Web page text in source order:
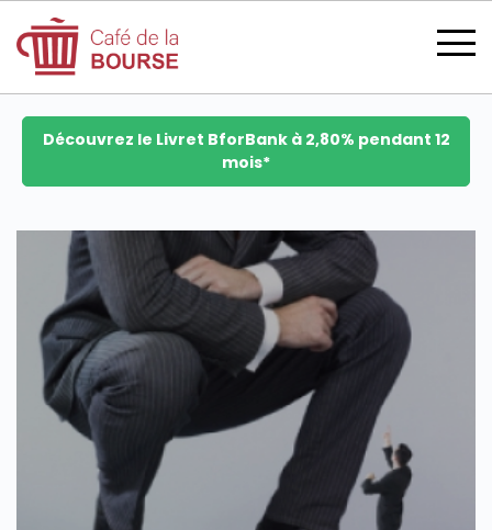
se connecter
devenir membre
CATÉGORIES
Découvrez le Livret BforBank à 2,80% pendant 12
mois*